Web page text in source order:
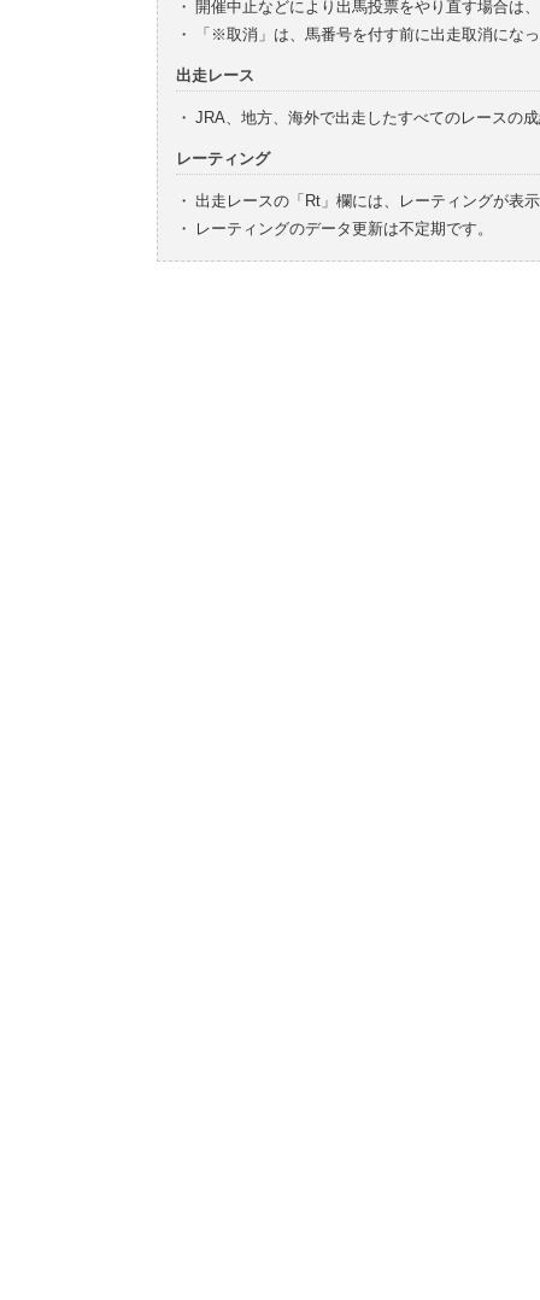
・ 開催中止などにより出馬投票をやり直す場合は
・
「※取消」は、馬番号を付す前に出走取消にな
出走レース
・ JRA、地方、海外で出走したすべてのレースの
レーティング
・ 出走レースの「Rt」欄には、レーティングが表
・
レーティングのデータ更新は不定期です。